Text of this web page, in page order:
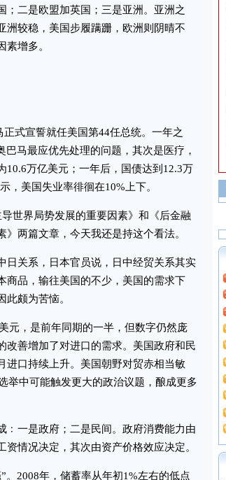
二是欧盟加英国；三是亚洲。亚洲之
洲较稳，美国步履蹒跚，欧洲则阴晴不
素增多。
式宣誓就任美国第44任总统。一年之
马最应优先处理的问题，其次是医疗，
10.6万亿美元；一年后，国债达到12.3万
，美国失业率徘徊在10%上下。
界局势发展的重要因素》和《后金融
两篇文章，今天我还是持这个看法。
关系，日本官员说，日中经贸关系其实
商品，输往美国的不少，美国的需求下
此颇为苦恼。
，是前年同期的一半，但数字仍然庞
改善增加了对进口的需求。美国政府和民
进口持续上升。美国朝野对贸赤相当敏
举中可能触发更大的政治议题，酿成更多
一是政府；二是民间。政府消费能力由
情况决定，其次由资产价格效应决定。
2008年，储蓄率从年初1%左右的低点